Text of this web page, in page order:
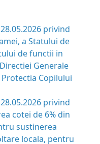
28.05.2026 privind
a Statului de
de functii in
Generale
Copilului
28.05.2026 privind
cotei de 6% din
sustinerea
locala, pentru